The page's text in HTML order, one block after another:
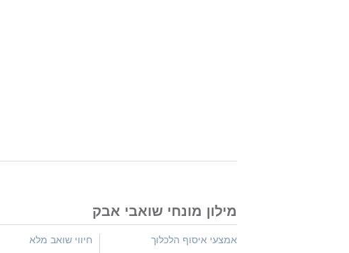
מילון מונחי שואבי אבק
אמצעי איסוף הלכלוך
חיווי שואב מלא